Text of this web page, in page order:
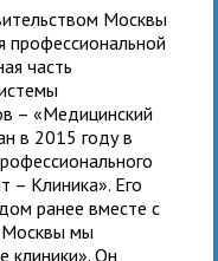
Москвы
профессиональной
часть
– «Медицинский
в 2015 году в
– Клиника». Его
ранее вместе с
Москвы мы
клиники». Он